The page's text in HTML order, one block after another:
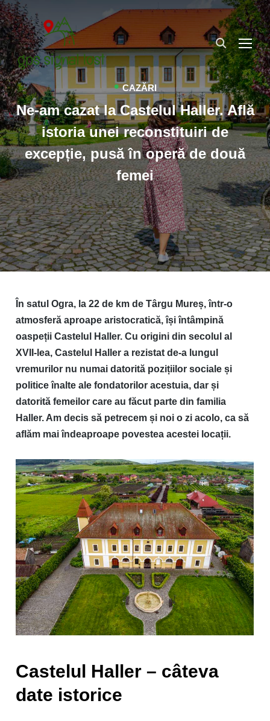
• CAZĂRI
Ne-am cazat la Castelul Haller. Află
istoria unei reconstituiri de
excepție, pusă în operă de două
femei
În satul Ogra, la 22 de km de Târgu Mureș, într-o
atmosferă aproape aristocratică, își întâmpină
oaspeții Castelul Haller. Cu origini din secolul al
XVII-lea, Castelul Haller a rezistat de-a lungul
vremurilor nu numai datorită pozițiilor sociale și
politice înalte ale fondatorilor acestuia, dar și
datorită femeilor care au făcut parte din familia
Haller. Am decis să petrecem și noi o zi acolo, ca să
aflăm mai îndeaproape povestea acestei locații.
Castelul Haller – câteva
date istorice